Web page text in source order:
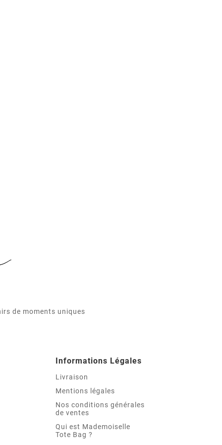
de moments uniques
Informations Légales
Livraison
Mentions légales
Nos conditions générales
de ventes
Qui est Mademoiselle
Tote Bag ?